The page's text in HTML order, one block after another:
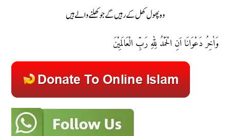
وہ پھول کھل کے رہیں گے جو کھلنے والے ہیں
وَاٰخِرُ دَعْوَانَا اَنِ الْحَمْدُ لِلّٰهِ رَبِّ الْعَالَمِيْنَ